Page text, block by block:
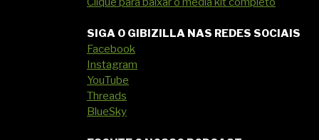
SIGA O GIBIZILLA NAS REDES SOCIAIS
Facebook
Instagram
YouTube
Threads
BlueSky